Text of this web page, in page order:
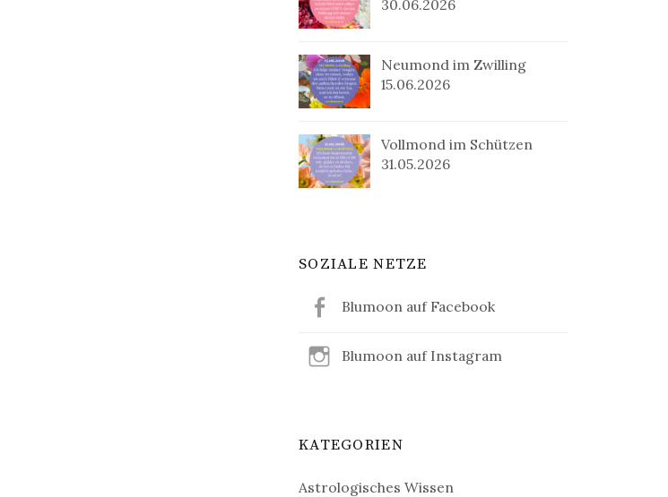
30.06.2026
Neumond im Zwilling
15.06.2026
Vollmond im Schützen
31.05.2026
SOZIALE NETZE
Blumoon auf Facebook
Blumoon auf Instagram
KATEGORIEN
Astrologisches Wissen